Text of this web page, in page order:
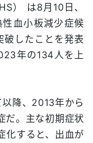
） は8月10日、
血小板減少症候
したことを発表
年の134人を上
降、2013年から
だ。主な初期症状
化すると、出血が